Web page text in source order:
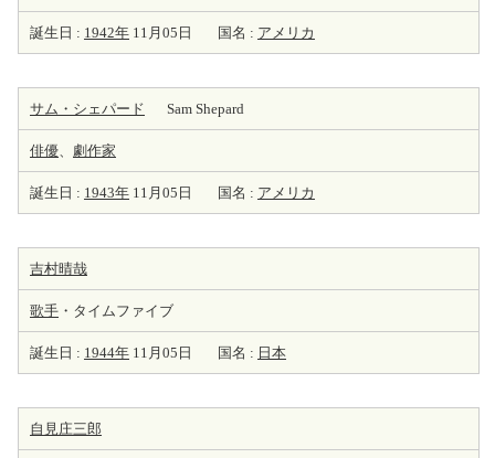
誕生日 : 1942年 11月05日 国名 : アメリカ
サム・シェパード Sam Shepard
俳優、 劇 作家
誕生日 : 1943年 11月05日 国名 : アメリカ
吉村晴哉
歌手 ・タイムファイブ
誕生日 : 1944年 11月05日 国名 : 日本
自見庄三郎